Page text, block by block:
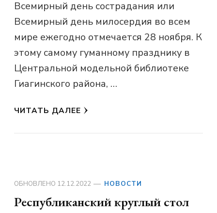
Всемирный день сострадания или
Всемирный день милосердия во всем
мире ежегодно отмечается 28 ноября. К
этому самому гуманному празднику в
Центральной модельной библиотеке
Гиагинского района, …
ЧИТАТЬ ДАЛЕЕ
ОБНОВЛЕНО 12.12.2022 НОВОСТИ
Республиканский круглый стол